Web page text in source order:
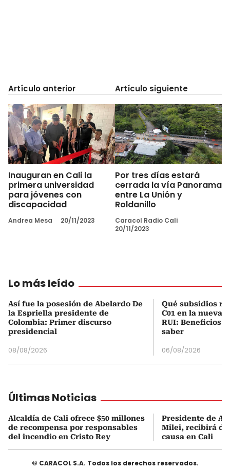
Artículo anterior
Inauguran en Cali la
primera universidad
para jóvenes con
discapacidad
Andrea Mesa 20/11/2023
Artículo siguiente
Por tres días estará
cerrada la vía Panorama
entre La Unión y
Roldanillo
Caracol Radio Cali
20/11/2023
Lo más leído
Así fue la posesión de Abelardo De
la Espriella presidente de
Colombia: Primer discurso
presidencial
08/08/2026
Qué subsidios
C01 en la nueva
RUI: Beneficios
saber
06/08/2026
Últimas Noticias
Alcaldía de Cali ofrece $50 millones
de recompensa por responsables
del incendio en Cristo Rey
Presidente de
Milei, recibirá
causa en Cali
© CARACOL S.A. Todos los derechos reservados.